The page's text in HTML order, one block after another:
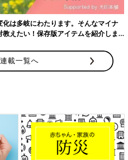
けど、ニットだから上品
ックセーター」
は多岐にわたります。そんなマイナ
えたい！保存版アイテムを紹介しま
連載一覧へ